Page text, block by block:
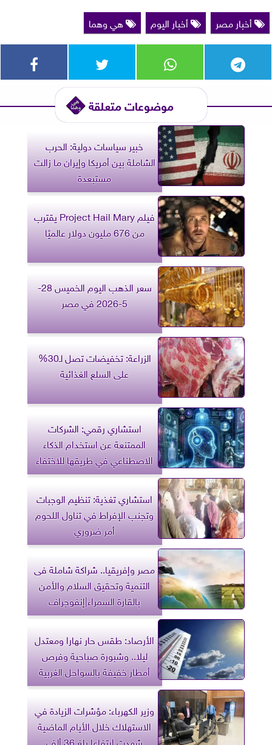
أخبار مصر
أخبار اليوم هي وهما
موضوعات متعلقة
خبير سياسات دولية: الحرب
الشاملة بين أمريكا وإيران ما زالت
مستبعدة
فيلم Project Hail Mary يقترب
من 676 مليون دولار عالميًا
سعر الذهب اليوم الخميس 28-
5-2026 في مصر
الزراعة: تخفيضات تصل لـ30%
على السلع الغذائية
استشاري رقمي: الشركات
الممتنعة عن استخدام الذكاء
الاصطناعي في طريقها للاختفاء
استشاري تغذية: تنظيم الوجبات
وتجنب الإفراط في تناول اللحوم
أمر ضروري
مصر وإفريقيا.. شراكة شاملة فى
التنمية وتحقيق السلام والأمن
بالقارة السمراء|إنفوجراف
الأرصاد: طقس حار نهارا ومعتدل
ليلا.. وشبورة صباحية وفرص
أمطار خفيفة بالسواحل الغربية
وزير الكهرباء: مؤشرات الزيادة في
الاستهلاك خلال الأيام الماضية
شهدت ارتفاعا بلغ 36 ألف